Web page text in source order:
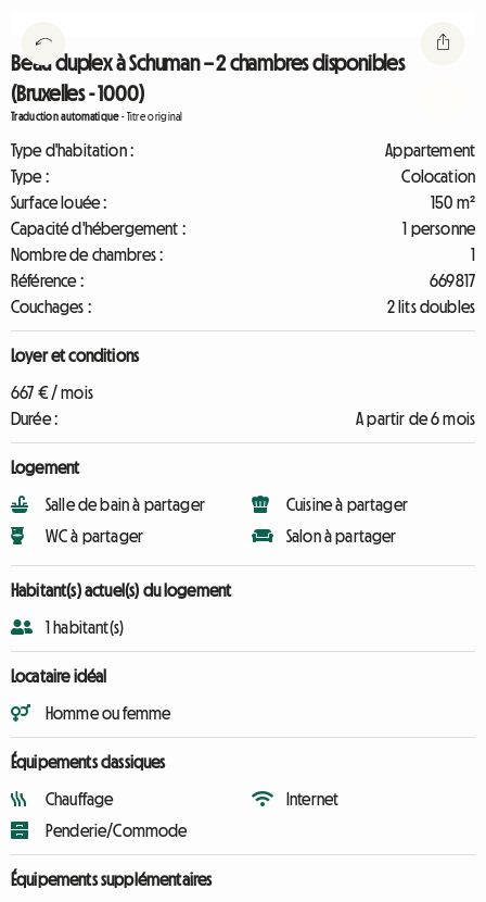
Beau duplex à Schuman – 2 chambres disponibles
(Bruxelles - 1000)
Traduction automatique-Titre original
Type d'habitation :
Appartement
Type :
Colocation
Surface louée :
150 m²
Capacité d'hébergement :
1 personne
Nombre de chambres :
1
Référence :
669817
Couchages :
2 lits doubles
Loyer et conditions
667 € / mois
Durée :
A partir de 6 mois
Logement
Salle de bain à partager
WC à partager
Cuisine à partager
Salon à partager
Habitant(s) actuel(s) du logement
1 habitant(s)
Locataire idéal
Homme ou femme
Équipements classiques
Chauffage
Penderie/Commode
Internet
Équipements supplémentaires